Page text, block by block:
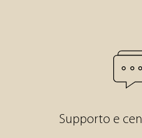
Supporto e